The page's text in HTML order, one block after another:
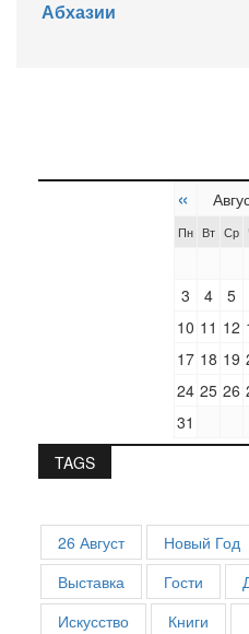
Абхазии
«
Пн Вт Ср
3
4 5
10 11 12
17 18 19
24 25 26
31
TAGS
26 Август Новый Год
Выставка
Гости
Искусство
Книги